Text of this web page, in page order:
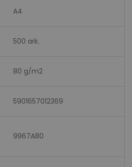
A4
500 ark.
80 g/m2
5901657012369
9967A80